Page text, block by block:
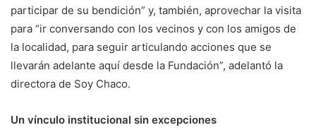
participar de su bendición” y, también, aprovechar la visita
para “ir conversando con los vecinos y con los amigos de
la localidad, para seguir articulando acciones que se
llevarán adelante aquí desde la Fundación”, adelantó la
directora de Soy Chaco.
Un vínculo institucional sin excepciones